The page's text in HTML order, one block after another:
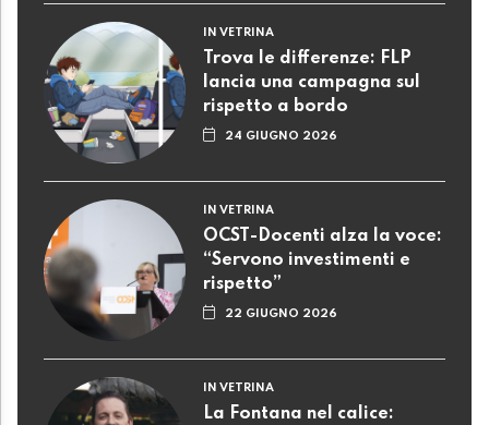
IN VETRINA
Trova le differenze: FLP
lancia una campagna sul
rispetto a bordo
24 GIUGNO 2026
IN VETRINA
OCST-Docenti alza la voce:
“Servono investimenti e
rispetto”
22 GIUGNO 2026
IN VETRINA
La Fontana nel calice: